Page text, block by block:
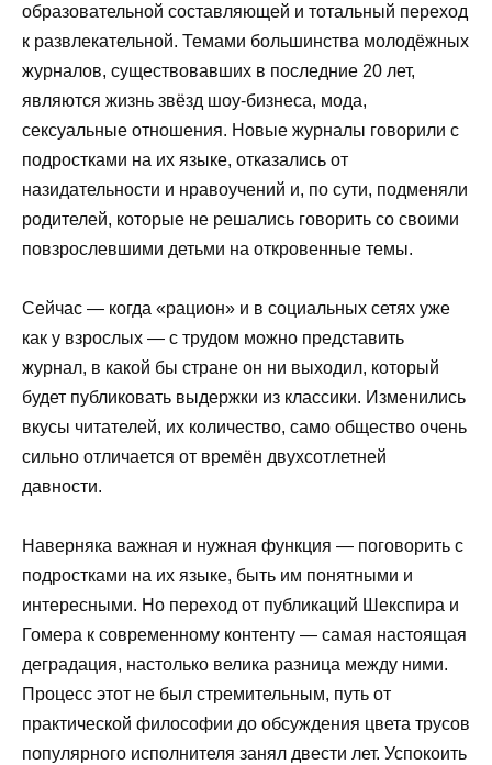
образовательной составляющей и тотальный переход
к развлекательной. Темами большинства молодёжных
журналов, существовавших в последние 20 лет,
являются жизнь звёзд шоу-бизнеса, мода,
сексуальные отношения. Новые журналы говорили с
подростками на их языке, отказались от
назидательности и нравоучений и, по сути, подменяли
родителей, которые не решались говорить со своими
повзрослевшими детьми на откровенные темы.
Сейчас — когда «рацион» и в социальных сетях уже
как у взрослых — с трудом можно представить
журнал, в какой бы стране он ни выходил, который
будет публиковать выдержки из классики. Изменились
вкусы читателей, их количество, само общество очень
сильно отличается от времён двухсотлетней
давности.
Наверняка важная и нужная функция — поговорить с
подростками на их языке, быть им понятными и
интересными. Но переход от публикаций Шекспира и
Гомера к современному контенту — самая настоящая
деградация, настолько велика разница между ними.
Процесс этот не был стремительным, путь от
практической философии до обсуждения цвета трусов
популярного исполнителя занял двести лет. Успокоить